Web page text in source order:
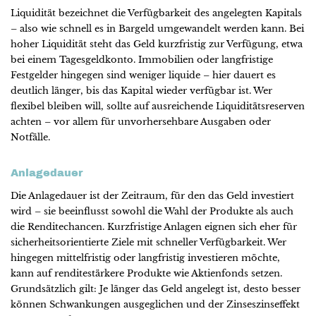
Liquidität bezeichnet die Verfügbarkeit des angelegten Kapitals
– also wie schnell es in Bargeld umgewandelt werden kann. Bei
hoher Liquidität steht das Geld kurzfristig zur Verfügung, etwa
bei einem Tagesgeldkonto. Immobilien oder langfristige
Festgelder hingegen sind weniger liquide – hier dauert es
deutlich länger, bis das Kapital wieder verfügbar ist. Wer
flexibel bleiben will, sollte auf ausreichende Liquiditätsreserven
achten – vor allem für unvorhersehbare Ausgaben oder
Notfälle.
Anlagedauer
Die Anlagedauer ist der Zeitraum, für den das Geld investiert
wird – sie beeinflusst sowohl die Wahl der Produkte als auch
die Renditechancen. Kurzfristige Anlagen eignen sich eher für
sicherheitsorientierte Ziele mit schneller Verfügbarkeit. Wer
hingegen mittelfristig oder langfristig investieren möchte,
kann auf renditestärkere Produkte wie Aktienfonds setzen.
Grundsätzlich gilt: Je länger das Geld angelegt ist, desto besser
können Schwankungen ausgeglichen und der Zinseszinseffekt